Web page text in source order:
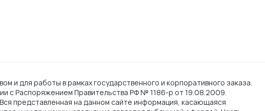
и для работы в рамках государственного и корпоративного заказа.
с Распоряжением Правительства РФ № 1186-р от 19.08.2009.
представленная на данном сайте информация, касающаяся